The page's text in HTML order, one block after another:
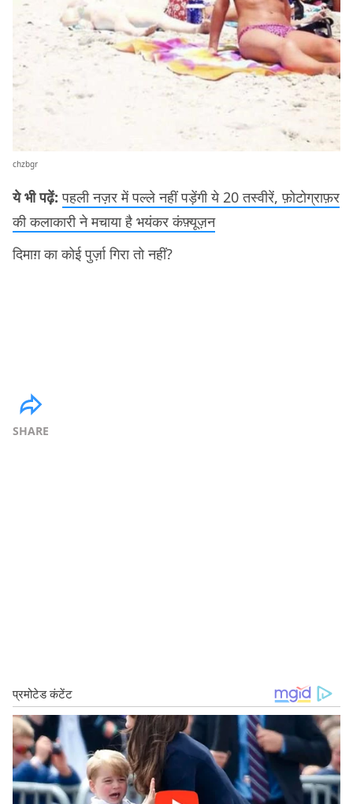
chzbgr
ये भी पढ़ें: पहली नज़र में पल्ले नहीं पड़ेंगी ये 20 तस्वीरें, फ़ोटोग्राफ़र
की कलाकारी ने मचाया है भयंकर कंफ़्यूज़न
दिमाग़ का कोई पुर्ज़ा गिरा तो नहीं?
SHARE